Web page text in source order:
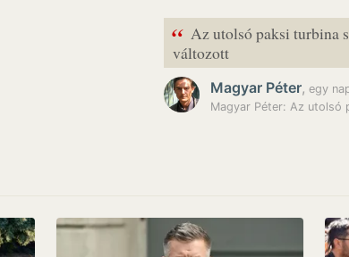
“ Az utolsó paksi turbina
változott
Magyar Péter, egy
Magyar Péter: Az utolsó